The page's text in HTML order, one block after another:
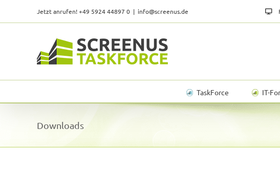
content
Jetzt anrufen! +49 5924 44897 0 | info@screenus.de
TaskForce IT-
Downloads